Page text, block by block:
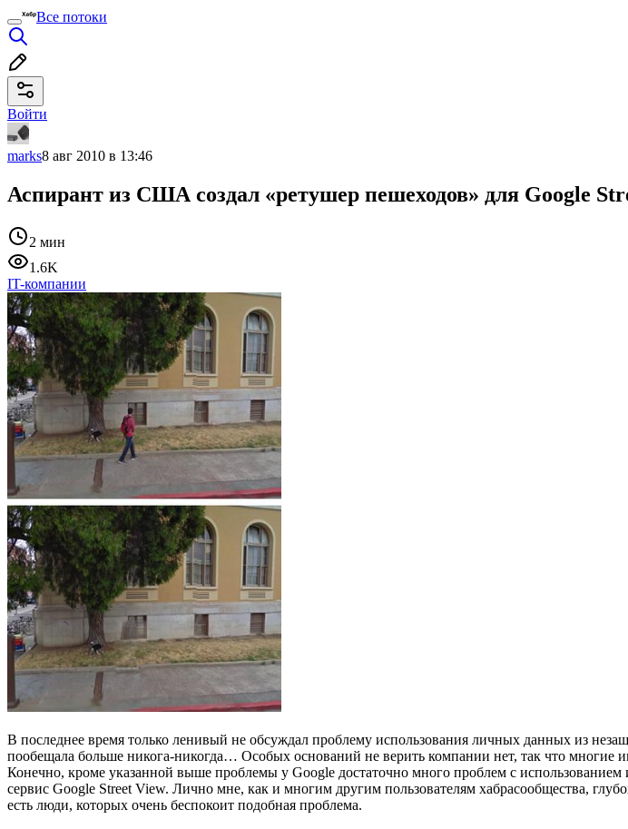
Все потоки
Войти
marks8 авг 2010 в 13:46
Аспирант из США создал «ретушер пешеходов» для Google
2 мин
1.6K
IT-компании
В последнее время только ленивый не обсуждал проблему использования личных данных из
пообещала больше никога-никогда… Особых оснований не верить компании нет, так что многие
Конечно, кроме указанной выше проблемы у Google достаточно много проблем с
сервис Google Street View. Лично мне, как и многим другим пользователям хабрасообщества,
есть люди, которых очень беспокоит подобная проблема.